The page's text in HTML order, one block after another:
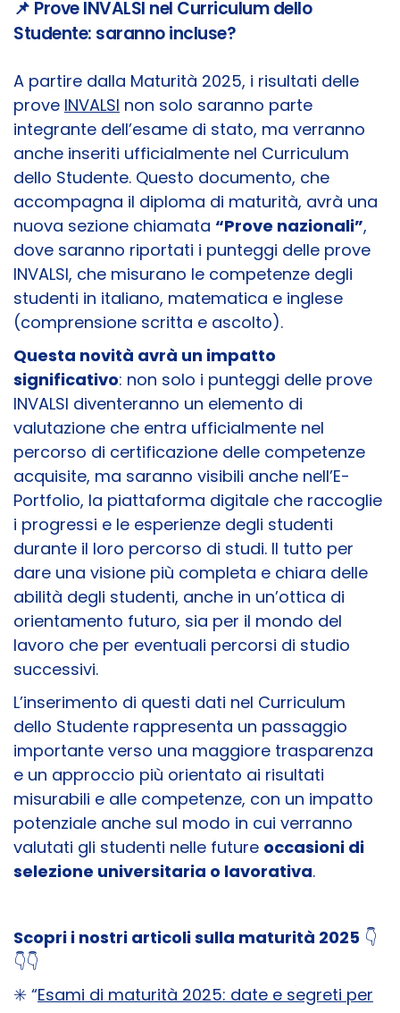
📌 Prove INVALSI nel Curriculum dello
Studente: saranno incluse?
A partire dalla Maturità 2025, i risultati delle
prove INVALSI non solo saranno parte
integrante dell’esame di stato, ma verranno
anche inseriti ufficialmente nel Curriculum
dello Studente. Questo documento, che
accompagna il diploma di maturità, avrà una
nuova sezione chiamata “Prove nazionali”,
dove saranno riportati i punteggi delle prove
INVALSI, che misurano le competenze degli
studenti in italiano, matematica e inglese
(comprensione scritta e ascolto).
Questa novità avrà un impatto
significativo: non solo i punteggi delle prove
INVALSI diventeranno un elemento di
valutazione che entra ufficialmente nel
percorso di certificazione delle competenze
acquisite, ma saranno visibili anche nell’E-
Portfolio, la piattaforma digitale che raccoglie
i progressi e le esperienze degli studenti
durante il loro percorso di studi. Il tutto per
dare una visione più completa e chiara delle
abilità degli studenti, anche in un’ottica di
orientamento futuro, sia per il mondo del
lavoro che per eventuali percorsi di studio
successivi.
L’inserimento di questi dati nel Curriculum
dello Studente rappresenta un passaggio
importante verso una maggiore trasparenza
e un approccio più orientato ai risultati
misurabili e alle competenze, con un impatto
potenziale anche sul modo in cui verranno
valutati gli studenti nelle future occasioni di
selezione universitaria o lavorativa.
Scopri i nostri articoli sulla maturità 2025 👇
👇👇
✳️ “Esami di maturità 2025: date e segreti per